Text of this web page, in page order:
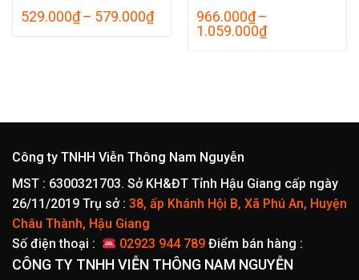
529.000₫ – 579.000₫Khoảng
giá:
966.000₫ –
1.059.000₫Khoảng
giá:
Công ty TNHH Viễn Thông Nam Nguyễn
MST : 6300321703. Sở KH&ĐT Tỉnh Hậu Giang cấp ngày
26/11/2019 Trụ sở : 38, ấp Khánh Hội B, Xã Phú An, Huyện
Châu Thành, Hậu Giang
Số điện thoại :
02923 944 789 Điểm bán hàng :
CÔNG TY TNHH VIỄN THÔNG NAM NGUYỄN